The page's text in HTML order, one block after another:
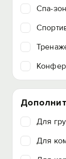
Спа-
Для
Для